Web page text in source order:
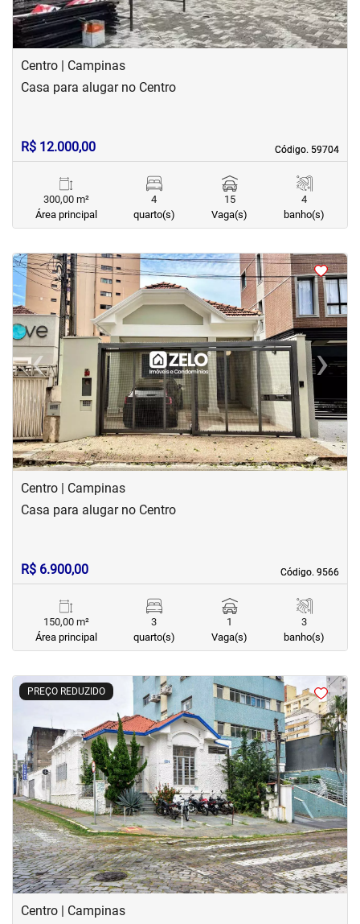
Centro | Campinas
Código. 59704
Código. 59704
Casa para alugar no Centro
R$ 12.000,00
300,00 m²
Área principal
4
quarto(s)
15
Vaga(s)
4
banho(s)
<<<<
‹Previous ›Next
Centro | Campinas
Código. 9566
Código. 9566
Casa para alugar no Centro
R$ 6.900,00
150,00 m²
Área principal
3
quarto(s)
1
Vaga(s)
3
banho(s)
PREÇO REDUZIDO
<<<
‹Previous ›Next
Centro | Campinas